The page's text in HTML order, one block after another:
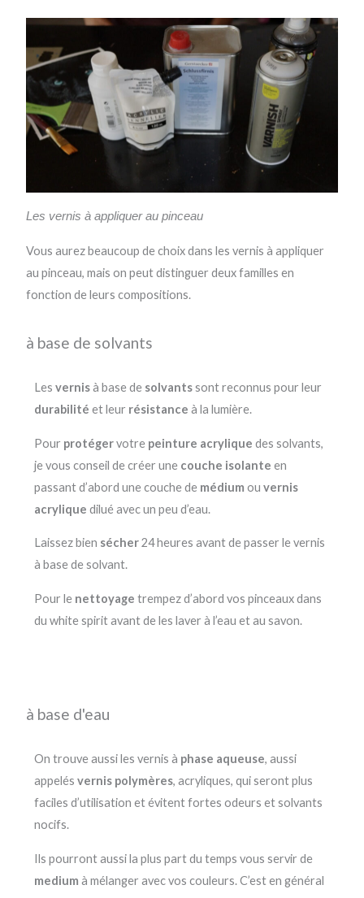
Les vernis à appliquer au pinceau
Vous aurez beaucoup de choix dans les vernis à appliquer
au pinceau, mais on peut distinguer deux familles en
fonction de leurs compositions.
à base de solvants
Lesvernisà base de solvantssont reconnus pour leur
durabilité et leur résistance à la lumière.
Pour protégervotre peinture acrylique des solvants,
je vous conseil de créer une couche isolante en
passant d’abord une couche de médium ouvernis
acrylique dilué avec un peu d’eau.
Laissez bien sécher24 heures avant de passer le vernis
à base de solvant.
Pour le nettoyage trempez d’abord vos pinceaux dans
du white spirit avant de les laver à l’eau et au savon.
à base d'eau
On trouve aussi les vernis à phase aqueuse, aussi
appelésvernis polymères, acryliques, qui seront plus
faciles d’utilisation et évitent fortes odeurs et solvants
nocifs.
Ils pourront aussi la plus part du temps vous servir de
medium à mélanger avec vos couleurs. C’est en général